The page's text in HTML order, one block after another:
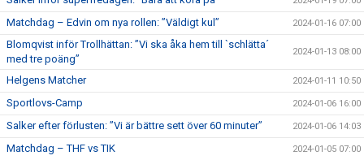
Matchdag – Edvin om nya rollen: ”Väldigt kul” 2024-01-16 07:00
Blomqvist inför Trollhättan: ”Vi ska åka hem till `schlätta´
med tre poäng”
2024-01-13 08:00
Helgens Matcher 2024-01-11 10:50
Sportlovs-Camp 2024-01-06 16:00
Salker efter förlusten: ”Vi är bättre sett över 60 minuter” 2024-01-06 14:03
Matchdag – THF vs TIK 2024-01-05 07:00